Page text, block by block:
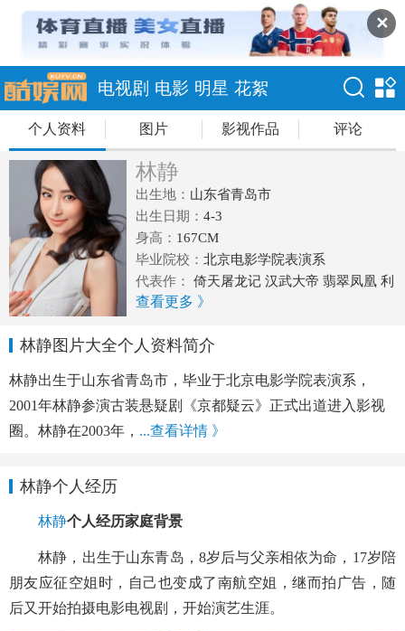
✕
电视剧 电影 明星 花絮
个人资料 图片 影视作品 评论
林静
出生地： 山东省青岛市
出生日期： 4-3
身高： 167CM
毕业院校： 北京电影学院表演系
代表作：
倚天屠龙记 汉武大帝 翡翠凤凰 利
箭行动 香草
查看更多 》
林静图片大全个人资料简介
林静出生于山东省青岛市，毕业于北京电影学院表演系，
2001年林静参演古装悬疑剧《京都疑云》正式出道进入影视
圈。林静在2003年， ...查看详情 》
林静个人经历
林静个人经历家庭背景
林静，出生于山东青岛，8岁后与父亲相依为命，17岁陪
朋友应征空姐时，自己也变成了南航空姐，继而拍广告，随
后又开始拍摄电影电视剧，开始演艺生涯。